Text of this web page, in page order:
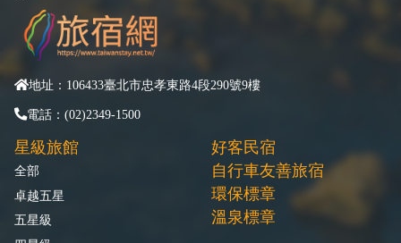
地址：106433臺北市忠孝東路4段290號9樓
電話：(02)2349-1500
星級旅館
全部
卓越五星
五星級
好客民宿
自行車友善旅宿
環保標章
溫泉標章